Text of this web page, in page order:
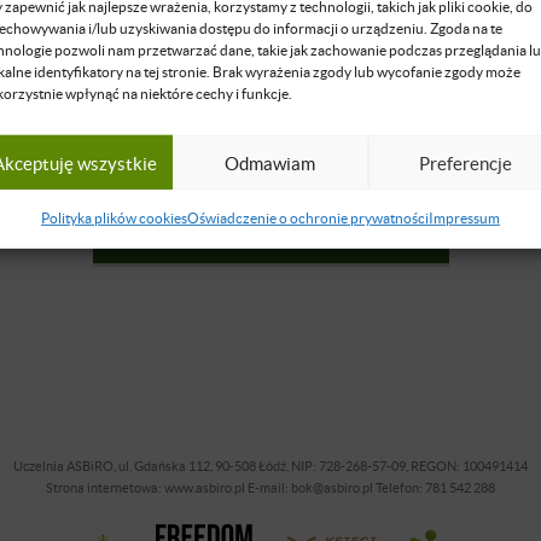
zapewnić jak najlepsze wrażenia, korzystamy z technologii, takich jak pliki cookie, do
i/lub uzyskiwania dostępu do informacji o urządzeniu. Zgoda na te
pozwoli nam przetwarzać dane, takie jak zachowanie podczas przeglądania
identyfikatory na tej stronie. Brak wyrażenia zgody lub wycofanie zgody może
wpłynąć na niektóre cechy i funkcje.
wszystkie Odmawiam Preferencje
Polityka plików cookiesOświadczenie o ochronie prywatnościImpressum
Tylko dla zalogowanych
Zaloguj się, by uzyskać dostęp do formularza zapisów.
Uczelnia ASBiRO, ul. Gdańska 112, 90-508 Łódź, NIP: 728-268-57-09, REGON: 100491414
Strona internetowa: www.asbiro.pl E-mail: bok@asbiro.pl Telefon: 781 542 288